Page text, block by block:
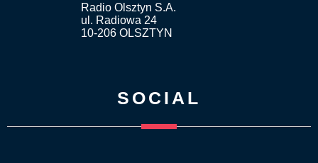
Radio Olsztyn S.A.
ul. Radiowa 24
10-206 OLSZTYN
SOCIAL